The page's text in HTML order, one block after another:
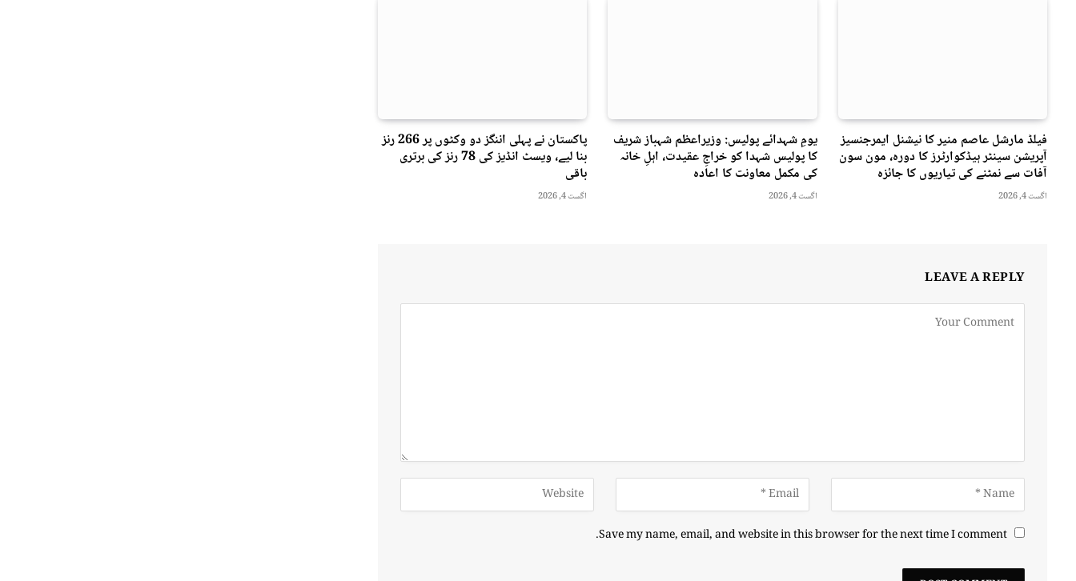
فیلڈ مارشل عاصم منیر کا نیشنل ایمرجنسیز
آپریشن سینٹر ہیڈکوارٹرز کا دورہ، مون سون
آفات سے نمٹنے کی تیاریوں کا جائزہ
اگست 4, 2026
یومِ شہدائے پولیس: وزیراعظم شہباز شریف
کا پولیس شہدا کو خراجِ عقیدت، اہلِ خانہ
کی مکمل معاونت کا اعادہ
اگست 4, 2026
پاکستان نے پہلی اننگز دو وکٹوں پر 266 رنز
بنا لیے، ویسٹ انڈیز کی 78 رنز کی برتری
باقی
اگست 4, 2026
LEAVE A REPLY
Save my name, email, and website in this browser for the next time I comment.